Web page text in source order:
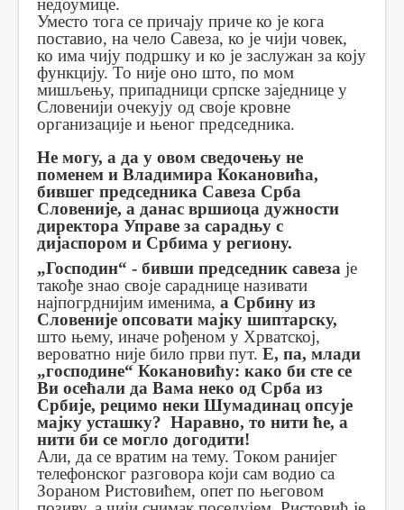
Уместо тога се причају приче ко је кога
поставио, на чело Савеза, ко је чији човек,
ко има чију подршку и ко је заслужан за коју
функцију. То није оно што, по мом
мишљењу, припадници српске заједнице у
Словенији очекују од своје кровне
организације и њеног председника.
Не могу, а да у овом сведочењу не
поменем и Владимира Кокановића,
бившег председника Савеза Срба
Словеније, а данас вршиоца дужности
директора Управе за сарадњу с
дијаспором и Србима у региону.
„Господин“ - бивши председник савеза је
такође знао своје сараднице називати
најпогрднијим именима, а Србину из
Словеније опсовати мајку шиптарску,
што њему, иначе рођеном у Хрватској,
вероватно није било први пут. Е, па, млади
„господине“ Кокановићу: како би сте се
Ви осећали да Вама неко од Срба из
Србије, рецимо неки Шумадинац опсује
мајку усташку? Наравно, то нити ће, а
нити би се могло догодити!
Али, да се вратим на тему. Током ранијег
телефонског разговора који сам водио са
Зораном Ристовићем, опет по његовом